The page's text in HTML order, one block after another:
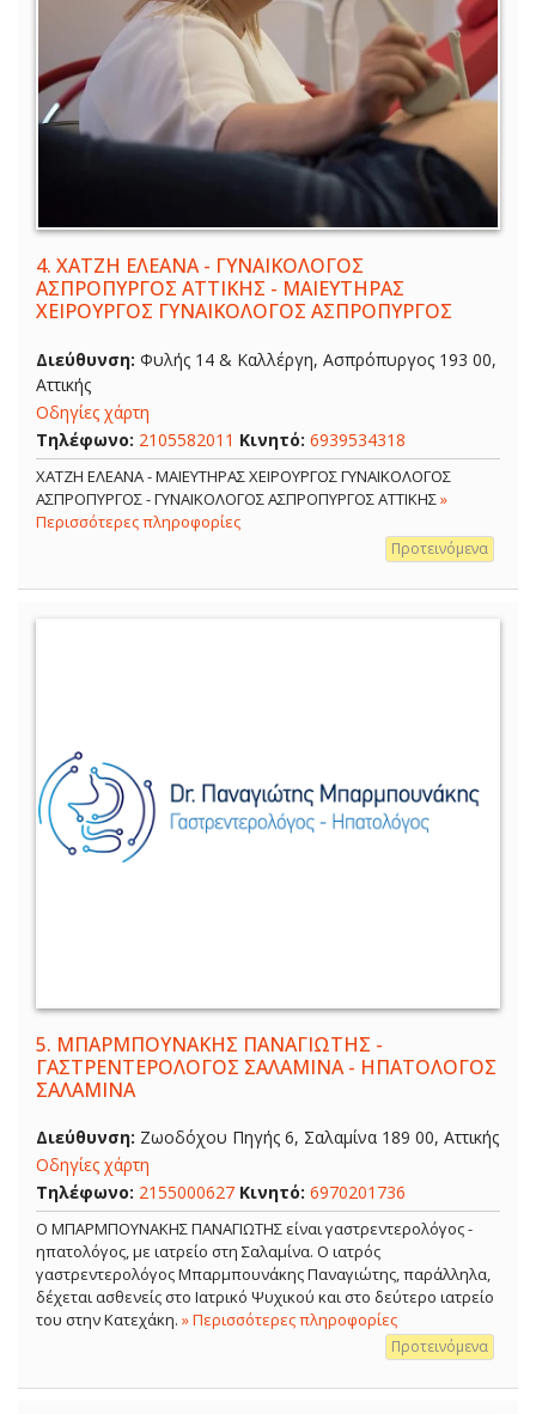
4. ΧΑΤΖΗ ΕΛΕΑΝΑ - ΓΥΝΑΙΚΟΛΟΓΟΣ
ΑΣΠΡΟΠΥΡΓΟΣ ΑΤΤΙΚΗΣ - ΜΑΙΕΥΤΗΡΑΣ
ΧΕΙΡΟΥΡΓΟΣ ΓΥΝΑΙΚΟΛΟΓΟΣ ΑΣΠΡΟΠΥΡΓΟΣ
Διεύθυνση: Φυλής 14 & Καλλέργη, Ασπρόπυργος 193 00,
Αττικής
Οδηγίες χάρτη
Τηλέφωνο: 2105582011 Κινητό: 6939534318
ΧΑΤΖΗ ΕΛΕΑΝΑ - ΜΑΙΕΥΤΗΡΑΣ ΧΕΙΡΟΥΡΓΟΣ ΓΥΝΑΙΚΟΛΟΓΟΣ
ΑΣΠΡΟΠΥΡΓΟΣ - ΓΥΝΑΙΚΟΛΟΓΟΣ ΑΣΠΡΟΠΥΡΓΟΣ ΑΤΤΙΚΗΣ»
Περισσότερες πληροφορίες
Προτεινόμενα
5. ΜΠΑΡΜΠΟΥΝΑΚΗΣ ΠΑΝΑΓΙΩΤΗΣ -
ΓΑΣΤΡΕΝΤΕΡΟΛΟΓΟΣ ΣΑΛΑΜΙΝΑ - ΗΠΑΤΟΛΟΓΟΣ
ΣΑΛΑΜΙΝΑ
Διεύθυνση: Ζωοδόχου Πηγής 6, Σαλαμίνα 189 00, Αττικής
Οδηγίες χάρτη
Τηλέφωνο: 2155000627 Κινητό: 6970201736
Ο ΜΠΑΡΜΠΟΥΝΑΚΗΣ ΠΑΝΑΓΙΩΤΗΣ είναι γαστρεντερολόγος -
ηπατολόγος, με ιατρείο στη Σαλαμίνα. Ο ιατρός
γαστρεντερολόγος Μπαρμπουνάκης Παναγιώτης, παράλληλα,
δέχεται ασθενείς στο Ιατρικό Ψυχικού και στο δεύτερο ιατρείο
του στην Κατεχάκη. » Περισσότερες πληροφορίες
Προτεινόμενα